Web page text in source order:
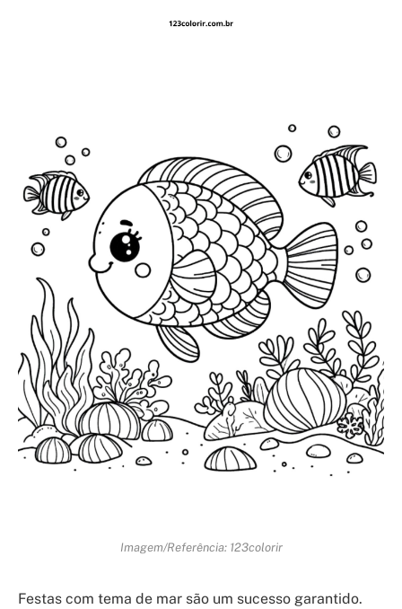
Imagem/Referência: 123colorir
Festas com tema de mar são um sucesso garantido.